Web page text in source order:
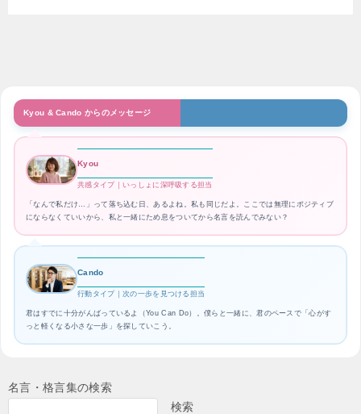
Kyou & Cando からのメッセージ
Kyou
共感タイプ｜いっしょに深呼吸する担当
「なんで私だけ…」って落ち込む日、あるよね。私も同じだよ。ここでは無理にポジティブ
にならなくていいから、私と一緒にため息をついてから名言を読んでみない？
Cando
行動タイプ｜次の一歩を見つける担当
君はすでに十分がんばっているよ（You Can Do）。僕らと一緒に、君のペースで「心がす
っと軽くなる小さな一歩」を探していこう。
名言・格言集の検索
検索